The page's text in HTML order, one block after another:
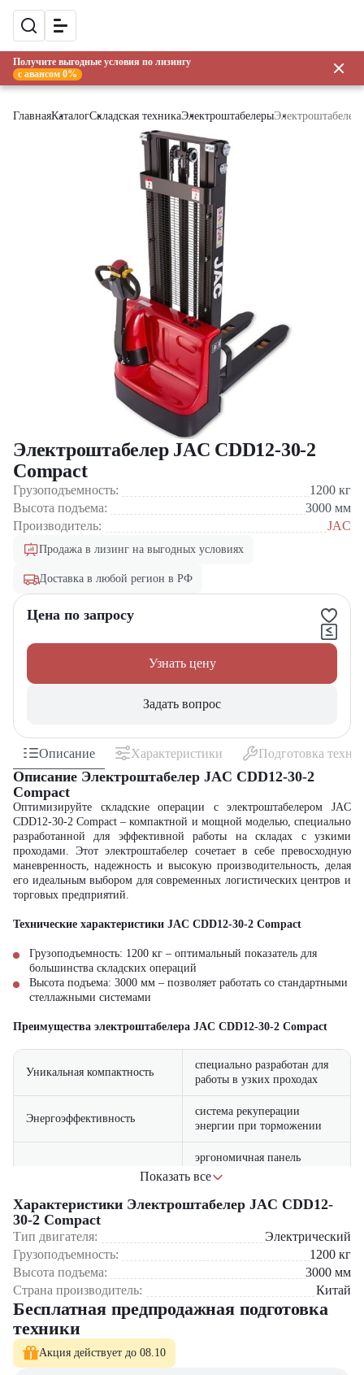
Получите выгодные условия по лизингу
с авансом 0%
ГлавнаяКаталогСкладская техникаЭлектроштабелеры
Электроштабелер JAC CDD12-30-2
Compact
Грузоподъемность: 1200 кг
Высота подъема:
3000 мм
Производитель:
JAC
Продажа в лизинг на выгодных условиях
Доставка в любой регион в РФ
Цена по запросу
Узнать цену
Задать вопрос
Описание Характеристики Подготовка
Описание Электроштабелер JAC CDD12-30-2
Compact
Оптимизируйте складские операции с электроштабелером JAC
CDD12-30-2 Compact – компактной и мощной моделью, специально
разработанной для эффективной работы на складах с узкими
проходами. Этот электроштабелер сочетает в себе превосходную
маневренность, надежность и высокую производительность, делая
его идеальным выбором для современных логистических центров и
торговых предприятий.
Технические характеристики JAC CDD12-30-2 Compact
Грузоподъемность: 1200 кг – оптимальный показатель для
большинства складских операций
Высота подъема: 3000 мм – позволяет работать со стандартными
стеллажными системами
Преимущества электроштабелера JAC CDD12-30-2 Compact
Уникальная компактность
специально разработан для
работы в узких проходах
Энергоэффективность
система рекуперации
энергии при торможении
эргономичная панель
оператора с интуитивным
Надежная конструкция
Безопасность
многоуровневая система
защиты (ограничители,
аварийный стоп)
Где применяется JAC CDD12-30-2 Compact?
Торговые центры и супермаркеты – идеален для работы в
условиях ограниченного пространства
Фармацевтические склады – бесшумная работа в чувствительных
зонах
Небольшие производственные цеха – эффективная
транспортировка материалов
Логистические центры – быстрая обработка грузов в узких
проходах
Склады запчастей – удобство работы в стесненных условиях
Показать все
Характеристики Электроштабелер JAC CDD12-
30-2 Compact
Тип двигателя:
Электрический
Грузоподъемность:
1200 кг
Высота подъема:
3000 мм
Страна производитель:
Китай
Бесплатная предпродажная подготовка
техники
Акция действует до 08.10